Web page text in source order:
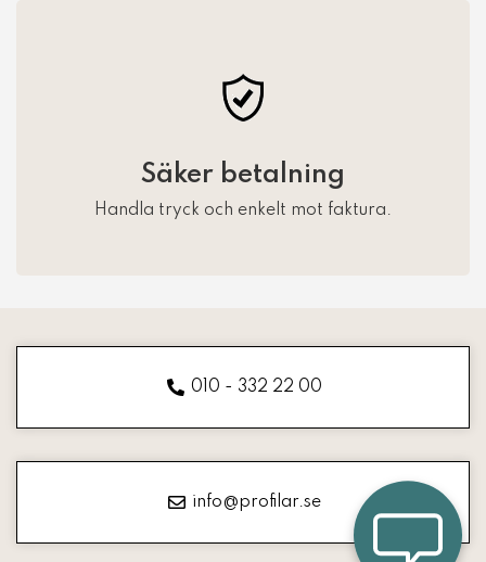
Säker betalning
Handla tryck och enkelt mot faktura.
010 - 332 22 00
info@profilar.se